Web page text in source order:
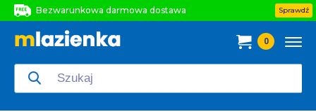
Bezwarunkowa darmowa dostawa
Bezwarunkowa darmowa dostawa
Sprawdź
0